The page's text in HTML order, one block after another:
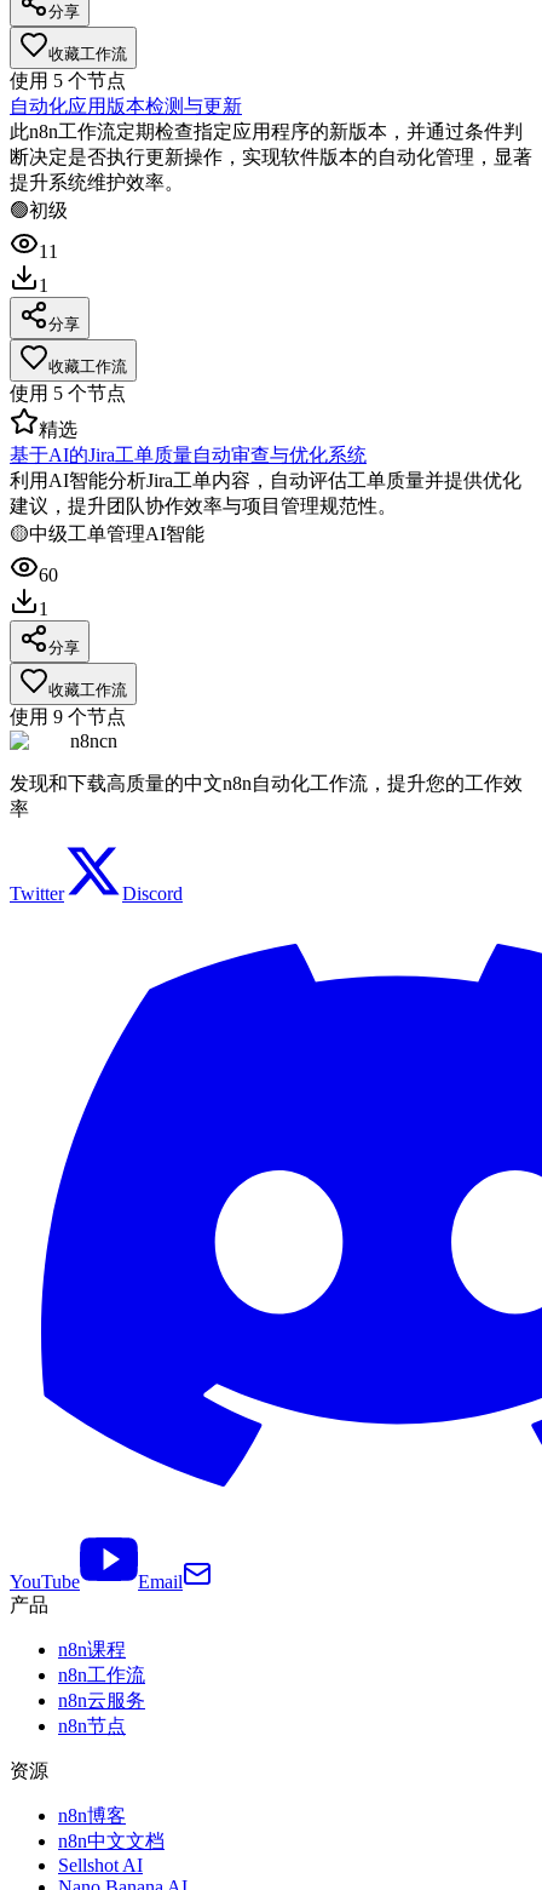
分享
收藏工作流
使用 5 个节点
自动化应用版本检测与更新
此n8n工作流定期检查指定应用程序的新版本，并通过条件判
断决定是否执行更新操作，实现软件版本的自动化管理，显著
提升系统维护效率。
🟢初级
11
1
分享
收藏工作流
使用 5 个节点
精选
基于AI的Jira工单质量自动审查与优化系统
利用AI智能分析Jira工单内容，自动评估工单质量并提供优化
建议，提升团队协作效率与项目管理规范性。
🟡中级工单管理AI智能
60
1
分享
收藏工作流
使用 9 个节点
n8ncn
发现和下载高质量的中文n8n自动化工作流，提升您的工作效
率
Twitter Discord
YouTube
Email
产品
n8n课程
n8n工作流
n8n云服务
n8n节点
资源
n8n博客
n8n中文文档
Sellshot AI